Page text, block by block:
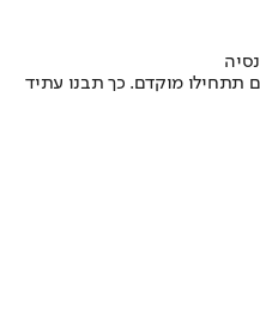
תתחילו מוקדם. כך תבנו עתיד